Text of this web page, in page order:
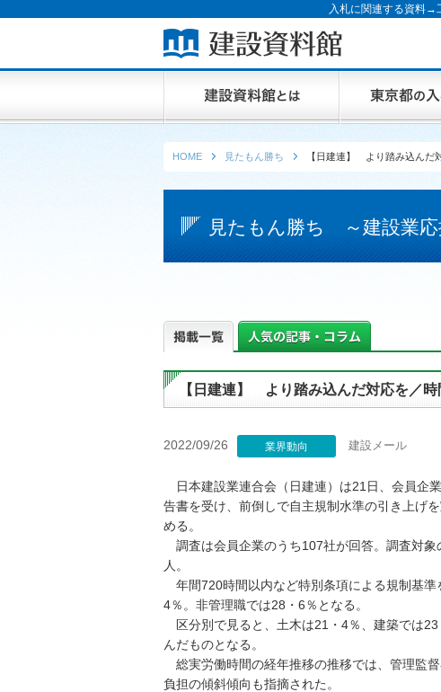
入札に関連する資料→
HOME 見たもん勝ち 【日建連】 より踏み込んだ
見たもん勝ち ～建設業応
【日建連】 より踏み込んだ対応を／
2022/09/26 業界動向 建設メール
日本建設業連合会（日建連）は21日、会員企
告書を受け、前倒しで自主規制水準の引き上げ
める。
調査は会員企業のうち107社が回答。調査対
人。
年間720時間以内など特別条項による規制基準
4％。非管理職では28・6％となる。
区分別で見ると、土木は21・4％、建築では
んだものとなる。
総実労働時間の経年推移の推移では、管理監
負担の傾斜傾向も指摘された。